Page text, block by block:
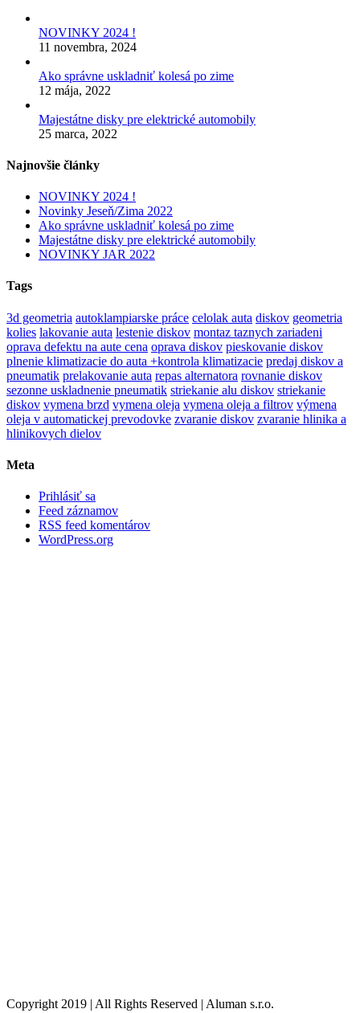
NOVINKY 2024 !
11 novembra, 2024
Ako správne uskladniť kolesá po zime
12 mája, 2022
Majestátne disky pre elektrické automobily
25 marca, 2022
Najnovšie články
NOVINKY 2024 !
Novinky Jeseň/Zima 2022
Ako správne uskladniť kolesá po zime
Majestátne disky pre elektrické automobily
NOVINKY JAR 2022
Tags
3d geometria autoklampiarske práce celolak auta diskov geometria
kolies lakovanie auta lestenie diskov montaz taznych zariadeni
oprava defektu na aute cena oprava diskov pieskovanie diskov
plnenie klimatizacie do auta +kontrola klimatizacie predaj diskov a
pneumatik prelakovanie auta repas alternatora rovnanie diskov
sezonne uskladnenie pneumatik striekanie alu diskov striekanie
diskov vymena brzd vymena oleja vymena oleja a filtrov výmena
oleja v automatickej prevodovke zvaranie diskov zvaranie hlinika a
hlinikovych dielov
Meta
Prihlásiť sa
Feed záznamov
RSS feed komentárov
WordPress.org
Copyright 2019 | All Rights Reserved | Aluman s.r.o.